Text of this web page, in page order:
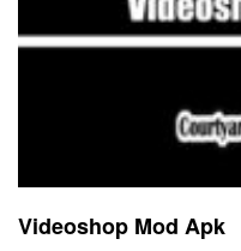
Videoshop Mod Apk